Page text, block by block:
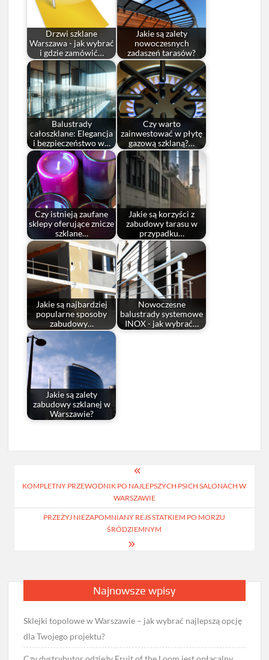
Drzwi szklane
Warszawa - jak wybrać
i gdzie zamówić…
Jakie są zalety
nowoczesnych
zadaszeń tarasów?
Balustrady
całoszklane: Elegancja
i bezpieczeństwo w…
Czy warto
zainwestować w płytę
gazową szklaną?…
Czy istnieją zaufane
sklepy oferujące znicze
szklane…
Jakie są korzyści z
zabudowy tarasu w
przypadku…
Jakie są najbardziej
popularne sposoby
zabudowy…
Nowoczesne
balustrady systemowe
INOX - jak wybrać…
Jakie są zalety
zabudowy szklanej w
Warszawie?
wpisu
KOMPLETNY PRZEWODNIK PO NAJLEPSZYCH PSICH SALONACH W
WARSZAWIE
PRZEŻYJ NIEZAPOMNIANY REJS STATKIEM PO MORZU
ŚRÓDZIEMNYM
Najnowsze wpisy
Sklejki topolowe w Warszawie – jak wybrać najlepszą opcję
dla Twojego projektu?